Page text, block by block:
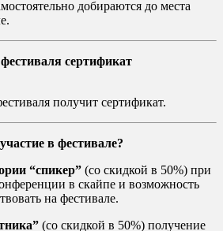
добираются до места
сертификат
получит сертификат.
в фестивале?
“спикер” (со скидкой в 50%) при
в скайпе и возможность
на фестивале.
(со скидкой в 50%) получение